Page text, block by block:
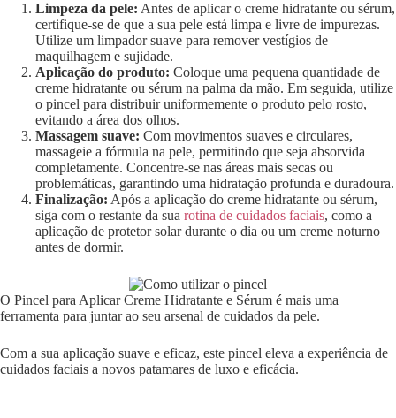
Limpeza da pele: Antes de aplicar o creme hidratante ou sérum,
certifique-se de que a sua pele está limpa e livre de impurezas.
Utilize um limpador suave para remover vestígios de
maquilhagem e sujidade.
Aplicação do produto: Coloque uma pequena quantidade de
creme hidratante ou sérum na palma da mão. Em seguida, utilize
o pincel para distribuir uniformemente o produto pelo rosto,
evitando a área dos olhos.
Massagem suave: Com movimentos suaves e circulares,
massageie a fórmula na pele, permitindo que seja absorvida
completamente. Concentre-se nas áreas mais secas ou
problemáticas, garantindo uma hidratação profunda e duradoura.
Finalização: Após a aplicação do creme hidratante ou sérum,
siga com o restante da sua rotina de cuidados faciais, como a
aplicação de protetor solar durante o dia ou um creme noturno
antes de dormir.
O Pincel para Aplicar Creme Hidratante e Sérum é mais uma
ferramenta para juntar ao seu arsenal de cuidados da pele.
Com a sua aplicação suave e eficaz, este pincel eleva a experiência de
cuidados faciais a novos patamares de luxo e eficácia.